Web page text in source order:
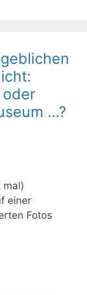
oder
…?
mal)
einer
Fotos